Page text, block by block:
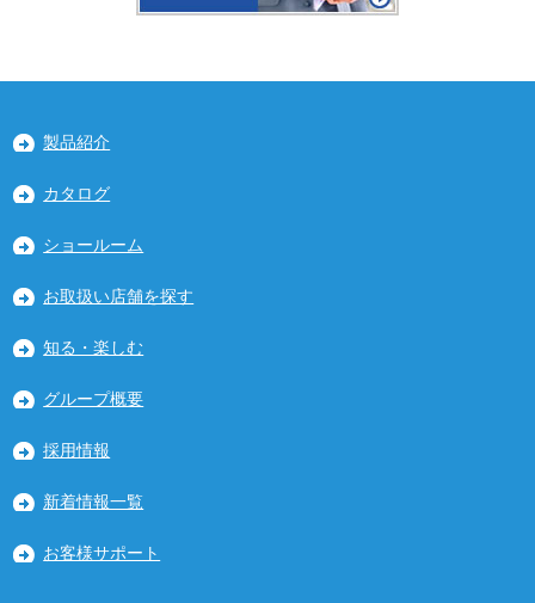
製品紹介
カタログ
ショールーム
お取扱い店舗を探す
知る・楽しむ
グループ概要
採用情報
新着情報一覧
お客様サポート